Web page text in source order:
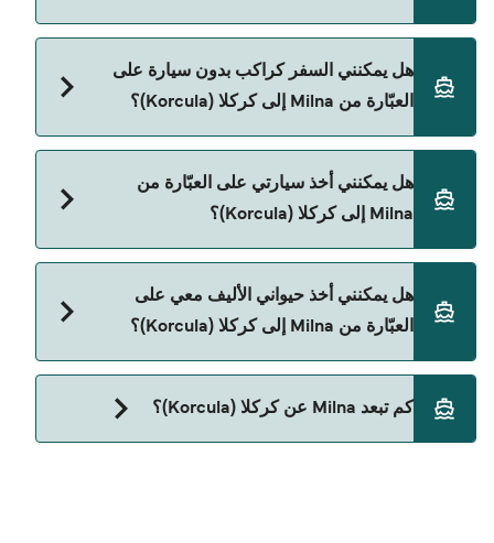
Krilo Fast Ferries
صفحة العروض لمعرفة أحدث التخفيضات.
هل يمكنني السفر كراكب بدون سيارة على
العبّارة من Milna إلى كركلا (Korcula)؟
كركلا (Korcula) مع:
Krilo Fast Ferries
هل يمكنني أخذ سيارتي على العبّارة من
Milna إلى كركلا (Korcula)؟
إلى كركلا (Korcula).
هل يمكنني أخذ حيواني الأليف معي على
العبّارة من Milna إلى كركلا (Korcula)؟
و كركلا (Korcula).
كم تبعد Milna عن كركلا (Korcula)؟